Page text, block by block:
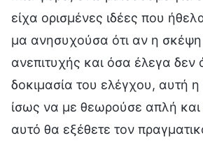
είχα ορισμένες ιδέες που
μα ανησυχούσα ότι αν η
ανεπιτυχής και όσα έλεγα δεν
δοκιμασία του ελέγχου, αυτή
ίσως να με θεωρούσε απλή
αυτό θα εξέθετε τον